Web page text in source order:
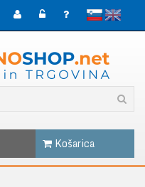
slovenskoEnglish
Košarica